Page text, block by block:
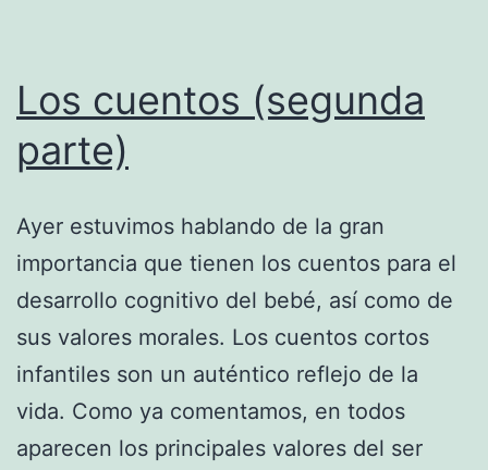
Los cuentos (segunda
parte)
Ayer estuvimos hablando de la gran
importancia que tienen los cuentos para el
desarrollo cognitivo del bebé, así como de
sus valores morales. Los cuentos cortos
infantiles son un auténtico reflejo de la
vida. Como ya comentamos, en todos
aparecen los principales valores del ser